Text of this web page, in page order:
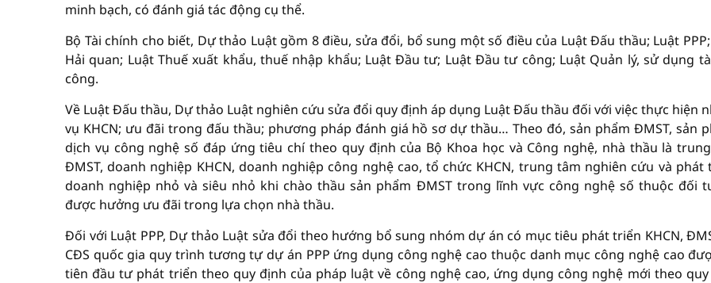
minh bạch, có đánh giá tác động cụ thể.
Bộ Tài chính cho biết, Dự thảo Luật gồm 8 điều, sửa đổi, bổ sung một số điều của Luật Đấu thầu; Luật
Hải quan; Luật Thuế xuất khẩu, thuế nhập khẩu; Luật Đầu tư; Luật Đầu tư công; Luật Quản lý, sử dụng
công.
Về Luật Đấu thầu, Dự thảo Luật nghiên cứu sửa đổi quy định áp dụng Luật Đấu thầu đối với việc thực hiện
vụ KHCN; ưu đãi trong đấu thầu; phương pháp đánh giá hồ sơ dự thầu… Theo đó, sản phẩm ĐMST, sản
dịch vụ công nghệ số đáp ứng tiêu chí theo quy định của Bộ Khoa học và Công nghệ, nhà thầu là
ĐMST, doanh nghiệp KHCN, doanh nghiệp công nghệ cao, tổ chức KHCN, trung tâm nghiên cứu và phát
doanh nghiệp nhỏ và siêu nhỏ khi chào thầu sản phẩm ĐMST trong lĩnh vực công nghệ số thuộc đối
được hưởng ưu đãi trong lựa chọn nhà thầu.
Đối với Luật PPP, Dự thảo Luật sửa đổi theo hướng bổ sung nhóm dự án có mục tiêu phát triển KHCN,
CĐS quốc gia quy trình tương tự dự án PPP ứng dụng công nghệ cao thuộc danh mục công nghệ cao
tiên đầu tư phát triển theo quy định của pháp luật về công nghệ cao, ứng dụng công nghệ mới theo